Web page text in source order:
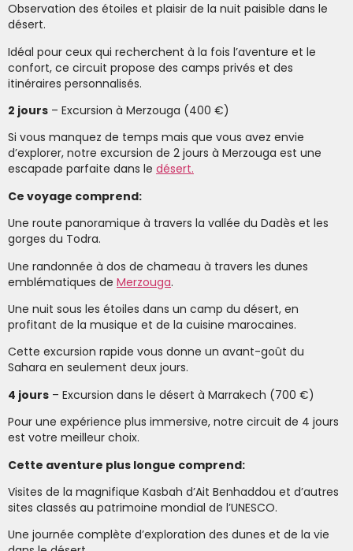
Observation des étoiles et plaisir de la nuit paisible dans le
désert.
Idéal pour ceux qui recherchent à la fois l’aventure et le
confort, ce circuit propose des camps privés et des
itinéraires personnalisés.
2 jours – Excursion à Merzouga (400 €)
Si vous manquez de temps mais que vous avez envie
d’explorer, notre excursion de 2 jours à Merzouga est une
escapade parfaite dans le désert.
Ce voyage comprend:
Une route panoramique à travers la vallée du Dadès et les
gorges du Todra.
Une randonnée à dos de chameau à travers les dunes
emblématiques de Merzouga.
Une nuit sous les étoiles dans un camp du désert, en
profitant de la musique et de la cuisine marocaines.
Cette excursion rapide vous donne un avant-goût du
Sahara en seulement deux jours.
4 jours – Excursion dans le désert à Marrakech (700 €)
Pour une expérience plus immersive, notre circuit de 4 jours
est votre meilleur choix.
Cette aventure plus longue comprend:
Visites de la magnifique Kasbah d’Ait Benhaddou et d’autres
sites classés au patrimoine mondial de l’UNESCO.
Une journée complète d’exploration des dunes et de la vie